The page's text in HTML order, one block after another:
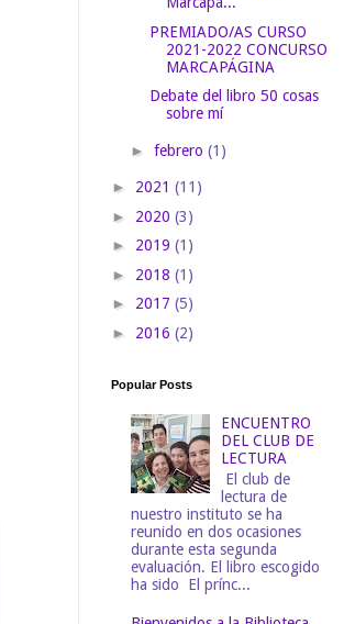
PREMIADO/AS CURSO
2021-2022 CONCURSO
MARCAPÁGINA
Debate del libro 50 cosas
sobre mí
► febrero (1)
► 2021 (11)
► 2020 (3)
► 2019 (1)
► 2018 (1)
► 2017 (5)
► 2016 (2)
Popular Posts
ENCUENTRO
DEL CLUB DE
LECTURA
El club de
lectura de
nuestro instituto se ha
reunido en dos ocasiones
durante esta segunda
evaluación. El libro escogido
ha sido El prínc...